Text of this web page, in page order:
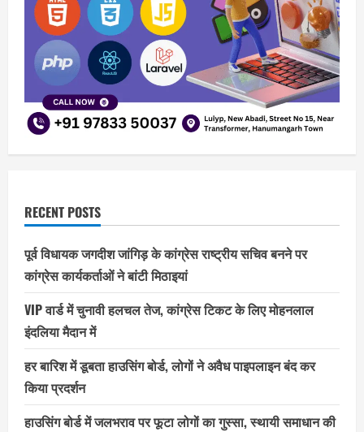
RECENT POSTS
पूर्व विधायक जगदीश जांगिड़ के कांग्रेस राष्ट्रीय सचिव बनने पर
कांग्रेस कार्यकर्ताओं ने बांटी मिठाइयां
VIP वार्ड में चुनावी हलचल तेज, कांग्रेस टिकट के लिए मोहनलाल
इंदलिया मैदान में
हर बारिश में डूबता हाउसिंग बोर्ड, लोगों ने अवैध पाइपलाइन बंद कर
किया प्रदर्शन
हाउसिंग बोर्ड में जलभराव पर फूटा लोगों का गुस्सा, स्थायी समाधान की